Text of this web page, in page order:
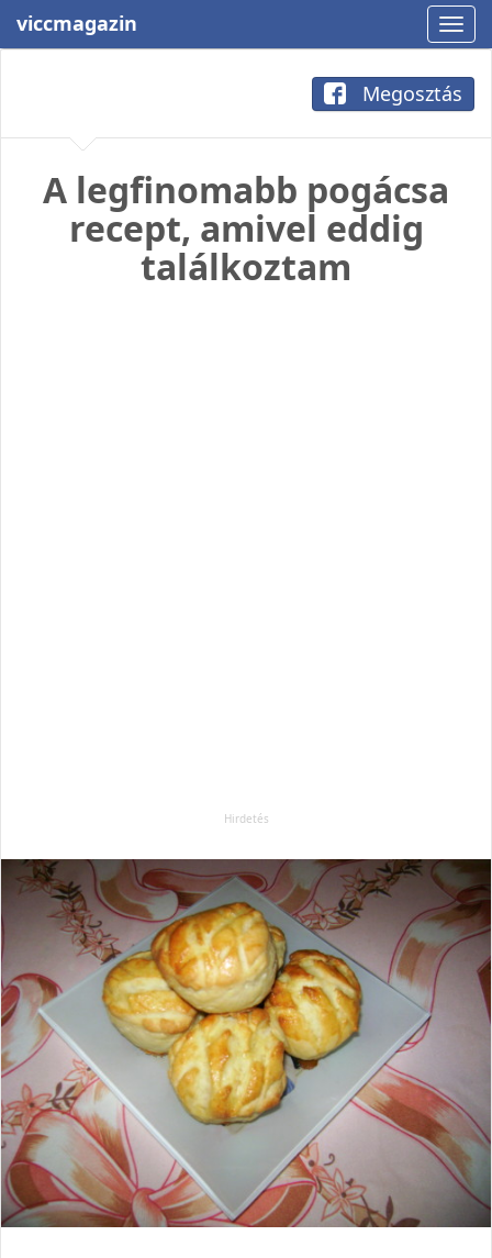
viccmagazin
Megosztás
A legfinomabb pogácsa
recept, amivel eddig
találkoztam